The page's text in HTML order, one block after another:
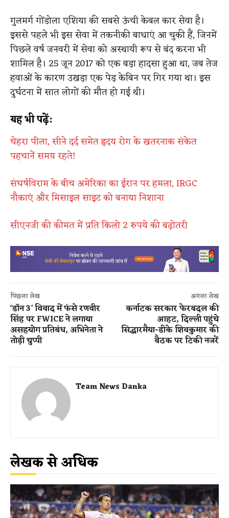
गुलमर्ग गोंडोला एशिया की सबसे ऊंची केबल कार सेवा है।
इससे पहले भी इस सेवा में तकनीकी बाधाएं आ चुकी हैं, जिनमें
पिछले वर्ष जनवरी में सेवा को अस्थायी रूप से बंद करना भी
शामिल है। 25 जून 2017 को एक बड़ा हादसा हुआ था, जब तेज
हवाओं के कारण उखड़ा एक पेड़ केबिन पर गिर गया था। इस
दुर्घटना में सात लोगों की मौत हो गई थी।
यह भी पढ़ें:
चेहरा पीला, सीने दर्द समेत हृदय रोग के खतरनाक संकेत
पहचानें समय रहते!
संघर्षविराम के बीच अमेरिका का ईरान पर हमला, IRGC
नौकाएं और मिसाइल साइट को बनाया निशाना
सीएनजी की कीमत में प्रति किलो 2 रुपये की बढ़ोतरी
पिछला लेख
‘डॉन 3’ विवाद में फंसे रणवीर
सिंह पर FWICE ने लगाया
असहयोग प्रतिबंध, अभिनेता ने
तोड़ी चुप्पी
अगला लेख
कर्नाटक सरकार फेरबदल की
आहट, दिल्ली पहुंचे
सिद्धारमैया-डीके शिवकुमार की
बैठक पर टिकी नजरें
Team News Danka
लेखक से अधिक